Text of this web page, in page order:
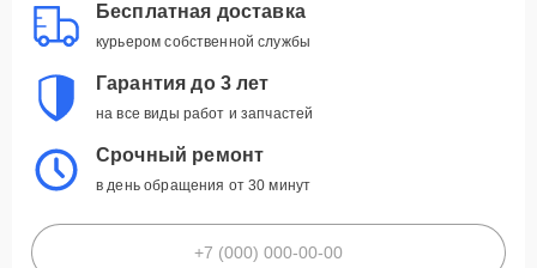
Бесплатная доставка
курьером собственной службы
Гарантия до 3 лет
на все виды работ и запчастей
Срочный ремонт
в день обращения от 30 минут